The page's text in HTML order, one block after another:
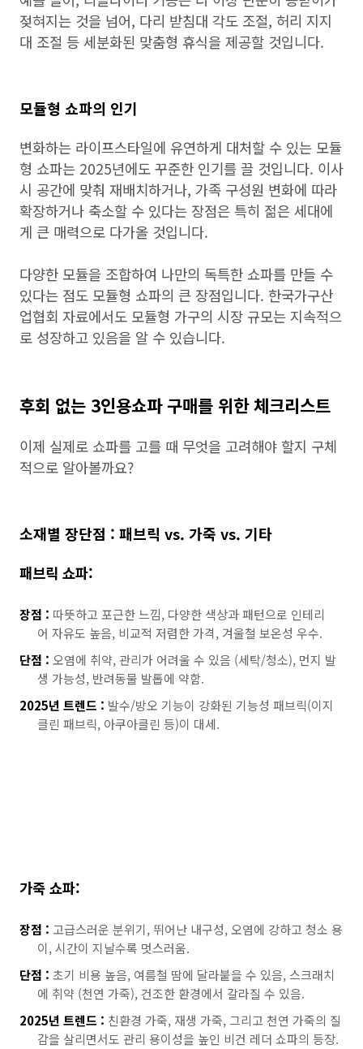
젖혀지는 것을 넘어, 다리 받침대 각도 조절, 허리 지지
대 조절 등 세분화된 맞춤형 휴식을 제공할 것입니다.
모듈형 쇼파의 인기
변화하는 라이프스타일에 유연하게 대처할 수 있는 모듈
형 쇼파는 2025년에도 꾸준한 인기를 끌 것입니다. 이사
시 공간에 맞춰 재배치하거나, 가족 구성원 변화에 따라
확장하거나 축소할 수 있다는 장점은 특히 젊은 세대에
게 큰 매력으로 다가올 것입니다.
다양한 모듈을 조합하여 나만의 독특한 쇼파를 만들 수
있다는 점도 모듈형 쇼파의 큰 장점입니다. 한국가구산
업협회 자료에서도 모듈형 가구의 시장 규모는 지속적으
로 성장하고 있음을 알 수 있습니다.
후회 없는 3인용쇼파 구매를 위한 체크리스트
이제 실제로 쇼파를 고를 때 무엇을 고려해야 할지 구체
적으로 알아볼까요?
소재별 장단점 : 패브릭 vs. 가죽 vs. 기타
패브릭 쇼파:
장점 : 따뜻하고 포근한 느낌, 다양한 색상과 패턴으로 인테리
어 자유도 높음, 비교적 저렴한 가격, 겨울철 보온성 우수.
단점 : 오염에 취약, 관리가 어려울 수 있음 (세탁/청소), 먼지 발
생 가능성, 반려동물 발톱에 약함.
2025년 트렌드 : 발수/방오 기능이 강화된 기능성 패브릭(이지
클린 패브릭, 아쿠아클린 등)이 대세.
가죽 쇼파:
장점 : 고급스러운 분위기, 뛰어난 내구성, 오염에 강하고 청소 용
이, 시간이 지날수록 멋스러움.
단점 : 초기 비용 높음, 여름철 땀에 달라붙을 수 있음, 스크래치
에 취약 (천연 가죽), 건조한 환경에서 갈라질 수 있음.
2025년 트렌드 : 친환경 가죽, 재생 가죽, 그리고 천연 가죽의 질
감을 살리면서도 관리 용이성을 높인 비건 레더 쇼파의 등장.